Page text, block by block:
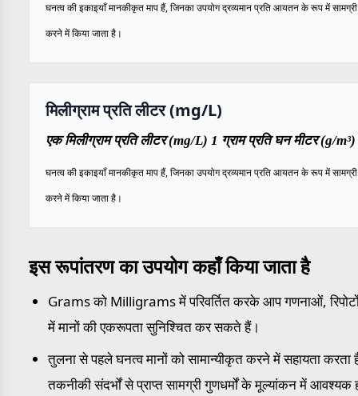
घनत्व की इकाइयाँ मानकीकृत माप हैं, जिनका उपयोग द्रव्यमान प्रति आयतन के रूप में
करने में किया जाता है।
मिलीग्राम प्रति लीटर (mg/L)
एक मिलीग्राम प्रति लीटर (mg/L) 1 ग्राम प्रति घन मीटर (g/m³)
घनत्व की इकाइयाँ मानकीकृत माप हैं, जिनका उपयोग द्रव्यमान प्रति आयतन के रूप में
करने में किया जाता है।
इस रूपांतरण का उपयोग कहाँ किया जाता है
Grams को Milligrams में परिवर्तित करके आप गणनाओं,
में मानों की एकरूपता सुनिश्चित कर सकते हैं।
तुलना से पहले घनत्व मानों को सामान्यीकृत करने में सहायता करता
तकनीकी संदर्भों से प्राप्त सामग्री गुणधर्मों के मूल्यांकन में आवश्यक